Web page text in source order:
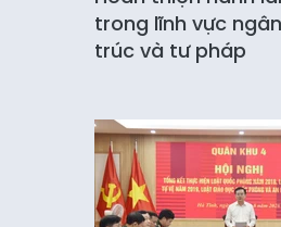
trong lĩnh vực
trúc và tư pháp